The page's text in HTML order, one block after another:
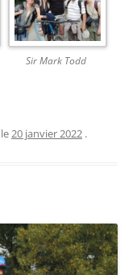
Sir Mark Todd
le20 janvier 2022 .